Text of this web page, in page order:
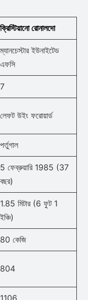
ক্রিস্টিয়ানো রোনালদো
ম্যানচেস্টার ইউনাইটেড
এফসি
7
লেফট উইং ফরোয়ার্ড
পর্তুগাল
5 ফেব্রুয়ারি 1985 (37
বছর)
1.85 মিটার (6 ফুট 1
ইঞ্চি)
80 কেজি
804
1106